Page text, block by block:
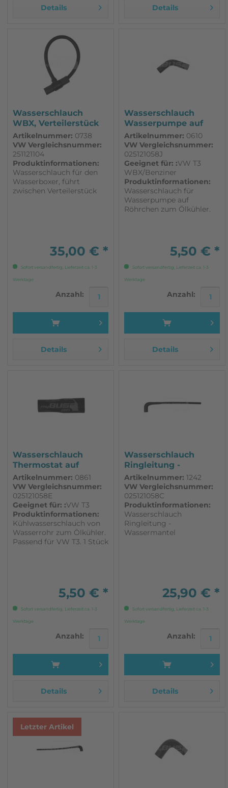
Details Details
Wasserschlauch
WBX, Verteilerstück
und...
Artikelnummer: 0738
VW Vergleichsnummer:
251121104
Produktinformationen:
Wasserschlauch für den
Wasserboxer, führt
zwischen Verteilerstück
35,00 € *
Sofort versandfertig, Lieferzeit ca. 1-3
Werktage
Anzahl:
Details
Wasserschlauch
Wasserpumpe auf
Röhrchen zum...
Artikelnummer: 0610
VW Vergleichsnummer:
025121058J
Geeignet für: :VW T3
WBX/Benziner
Produktinformationen:
Wasserschlauch für
Wasserpumpe auf
Röhrchen zum Ölkühler.
5,50 € *
Sofort versandfertig, Lieferzeit ca. 1-3
Werktage
Anzahl:
Details
Wasserschlauch
Thermostat auf
Röhrchen zum...
Artikelnummer: 0861
VW Vergleichsnummer:
025121058E
Geeignet für: :VW T3
Produktinformationen:
Kühlwasserschlauch von
Wasserrohr zum Ölkühler.
Passend für VW T3. 1 Stück
5,50 € *
Sofort versandfertig, Lieferzeit ca. 1-3
Werktage
Anzahl:
Details
Wasserschlauch
Ringleitung -
Wassermantel...
Artikelnummer: 1242
VW Vergleichsnummer:
025121058C
Produktinformationen:
Wasserschlauch
Ringleitung -
Wassermantel
25,90 € *
Sofort versandfertig, Lieferzeit ca. 1-3
Werktage
Anzahl:
Details
Letzter Artikel